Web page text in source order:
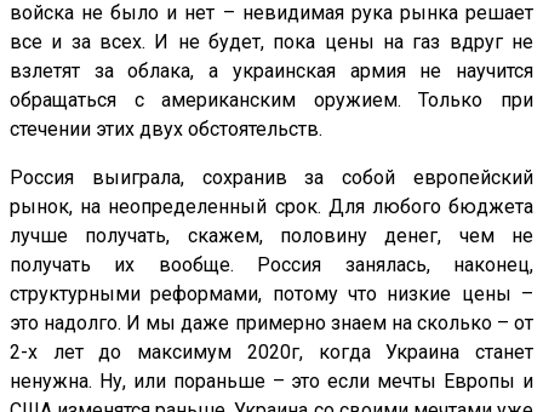
войска не было и нет – невидимая рука рынка решает
все и за всех. И не будет, пока цены на газ вдруг не
взлетят за облака, а украинская армия не научится
обращаться с американским оружием. Только при
стечении этих двух обстоятельств.
Россия выиграла, сохранив за собой европейский
рынок, на неопределенный срок. Для любого бюджета
лучше получать, скажем, половину денег, чем не
получать их вообще. Россия занялась, наконец,
структурными реформами, потому что низкие цены –
это надолго. И мы даже примерно знаем на сколько – от
2-х лет до максимум 2020г, когда Украина станет
ненужна. Ну, или пораньше – это если мечты Европы и